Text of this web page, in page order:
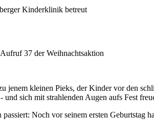
Kinderklinik betreut
37 der Weihnachtsaktion
jenem kleinen Pieks, der Kinder vor den
sich mit strahlenden Augen aufs Fest
Noch vor seinem ersten Geburtstag